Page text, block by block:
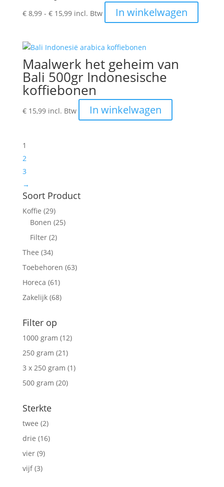
€8,99 - €15,99Prijsklasse:
€ 15,99
incl. Btw In winkelwagen
product
Maalwerk het geheim van
Bali 500gr Indonesische
koffiebonen
€15,99 incl. Btw In winkelwagen
1
2
3
→
Soort Product
Koffie (29)
Bonen (25)
Filter (2)
Thee (34)
Toebehoren (63)
Horeca (61)
Zakelijk (68)
Filter op
1000 gram (12)
250 gram (21)
3 x 250 gram (1)
500 gram (20)
Sterkte
twee (2)
drie (16)
vier (9)
vijf (3)